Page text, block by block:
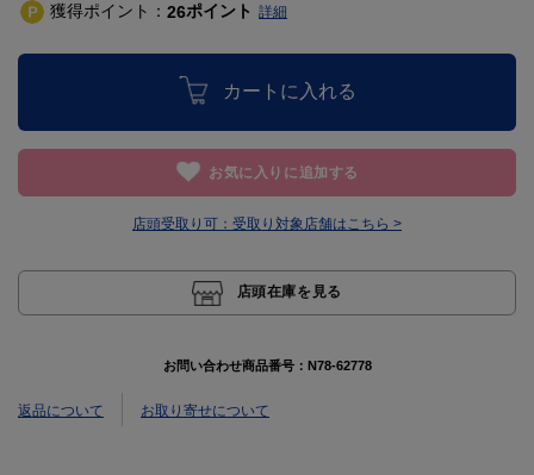
獲得ポイント： 26ポイント 詳細
カートに入れる
お気に入りに追加する
店頭受取り可： 受取り対象店舗はこちら >
店頭在庫を見る
お問い合わせ商品番号： N78-62778
返品について お取り寄せについて